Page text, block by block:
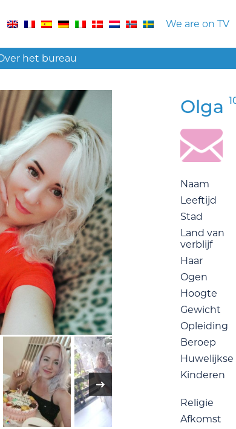
We are on TV
het bureau
Olga
Naam
Leeftijd
Stad
Land van
verblijf
Haar
Ogen
Hoogte
Gewicht
Opleiding
Beroep
Huwelijkse
Kinderen
Religie
Afkomst